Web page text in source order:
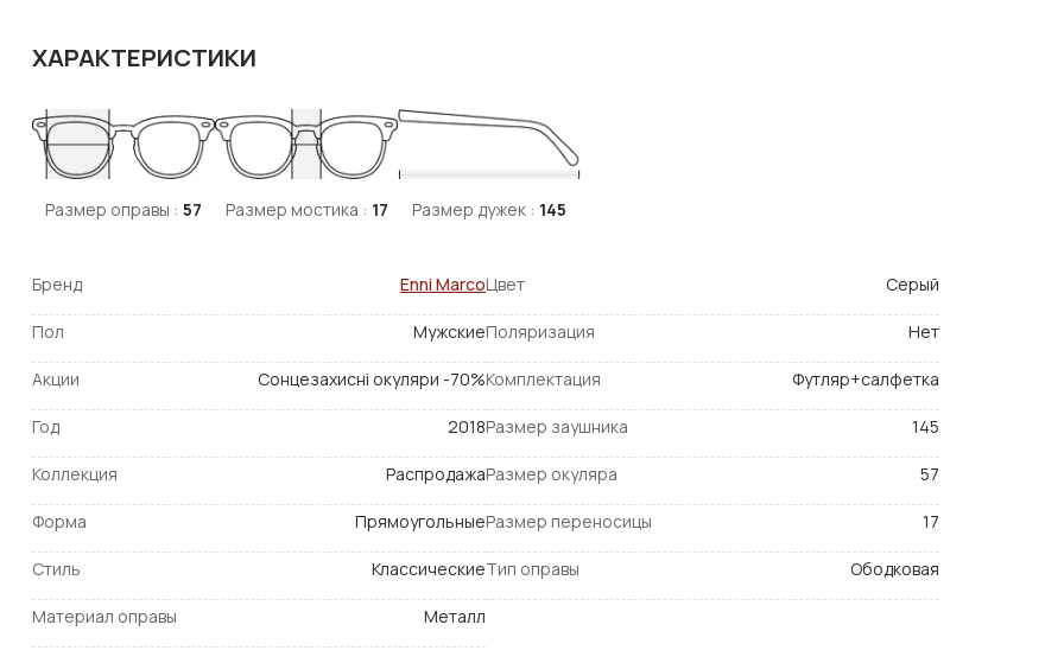
ХАРАКТЕРИСТИКИ
Размер оправы : 57 Размер мостика : 17 Размер дужек : 145
Бренд Enni Marco
Пол Мужские
Акции Сонцезахисні окуляри -70%
Год 2018
Коллекция Распродажа
Форма Прямоугольные
Стиль Классические
Материал оправы Металл
Цвет Серый
Поляризация Нет
Комплектация Футляр+салфетка
Размер заушника 145
Размер окуляра 57
Размер переносицы 17
Тип оправы Ободковая